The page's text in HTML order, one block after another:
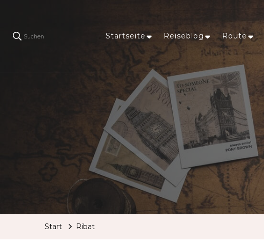
Suchen Startseite Reiseblog Route
Start Ribat